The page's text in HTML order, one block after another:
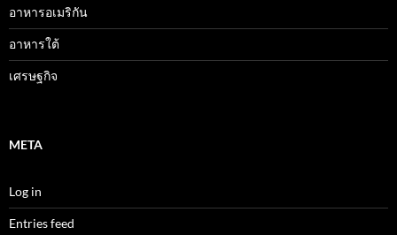
อาหารอเมริกัน
อาหารใต้
เศรษฐกิจ
META
Log in
Entries feed